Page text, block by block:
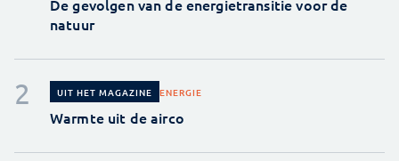
De gevolgen van de energietransitie voor de
natuur
UIT HET MAGAZINE ENERGIE
Warmte uit de airco